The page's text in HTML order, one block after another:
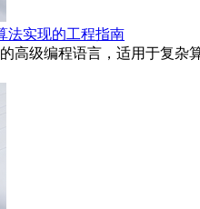
法实现的工程指南
高级编程语言，适用于复